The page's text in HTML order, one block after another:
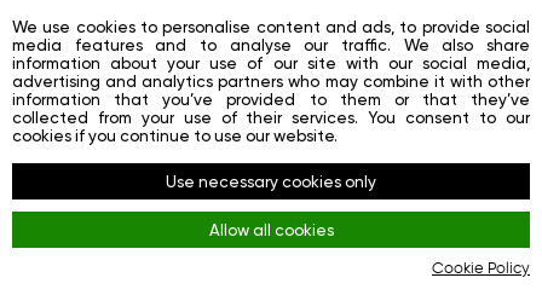
Contacts
Registration
Login
Seguici su
Facebook
We use cookies to personalise content and ads, to provide social
media features and to analyse our traffic. We also share
information about your use of our site with our social media,
advertising and analytics partners who may combine it with other
information that you’ve provided to them or that they’ve
collected from your use of their services. You consent to our
cookies if you continue to use our website.
Use necessary cookies only
Allow all cookies
Cookie Policy